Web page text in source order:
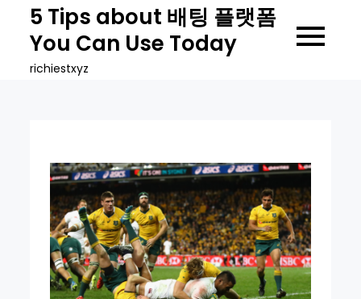
content
5 Tips about 배팅 플랫폼
You Can Use Today
richiestxyz